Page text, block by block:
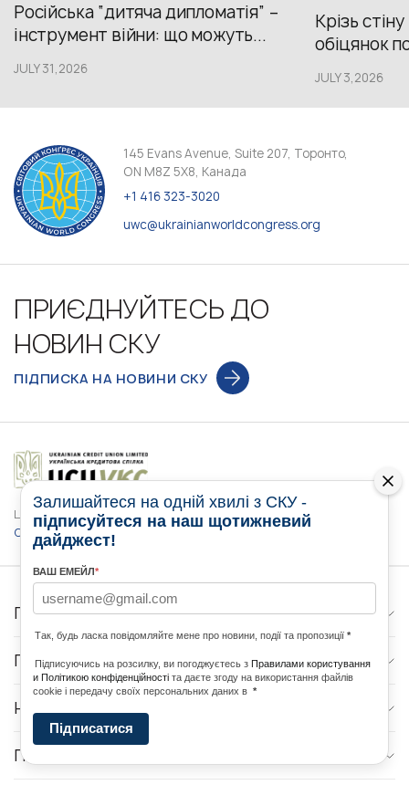
Російська “дитяча дипломатія” –
інструмент війни: що можуть...
JULY 31,2026
Крізь
обіцянок
JULY 3,2026
145 Evans Avenue, Suite 207, Торонто,
ON M8Z 5X8, Канада
+1 416 323-3020
uwc@ukrainianworldcongress.org
ПРИЄДНУЙТЕСЬ ДО
НОВИН СКУ
ПІДПИСКА НА НОВИНИ СКУ
Цей веб-сайт став можливим завдяки щедрій підтримці
Credit Union Limited
ГОЛОВНА
ПРО НАС
НОВИНИ
ПРОГРАМИ
Залишайтеся на одній хвилі з СКУ -
підписуйтеся на наш щотижневий
дайджест!
ВАШ ЕМЕЙЛ*
Так, будь ласка повідомляйте мене про новини, події та пропозиції *
Підписуючись на розсилку, ви погоджуєтесь з Правилами користування
и Політикою конфіденційності та даєте згоду на використання файлів
cookie і передачу своїх персональних даних в *
Підписатися